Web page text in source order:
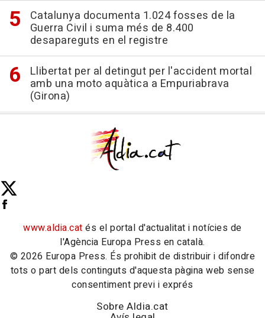
Catalunya documenta 1.024 fosses de la
Guerra Civil i suma més de 8.400
desapareguts en el registre
Llibertat per al detingut per l'accident mortal
amb una moto aquàtica a Empuriabrava
(Girona)
www.aldia.cat és el portal d'actualitat i notícies de
l'Agència Europa Press en català.
© 2026 Europa Press. És prohibit de distribuir i difondre
tots o part dels continguts d'aquesta pàgina web sense
consentiment previ i exprés
Sobre Aldia.cat